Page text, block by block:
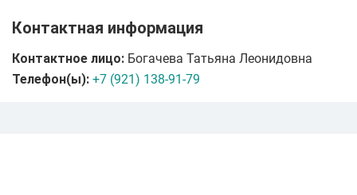
Контактная информация
Контактное лицо: Богачева Татьяна Леонидовна
Телефон(ы): +7 (921) 138-91-79